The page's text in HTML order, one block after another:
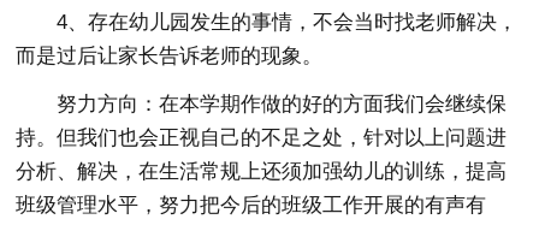
4、存在幼儿园发生的事情，不会当时找老师解决，
而是过后让家长告诉老师的现象。
努力方向：在本学期作做的好的方面我们会继续保
持。但我们也会正视自己的不足之处，针对以上问题进
分析、解决，在生活常规上还须加强幼儿的训练，提高
班级管理水平，努力把今后的班级工作开展的有声有